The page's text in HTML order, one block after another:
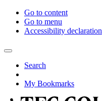
Go to content
Go to menu
Accessibility declaration
Search
My Bookmarks